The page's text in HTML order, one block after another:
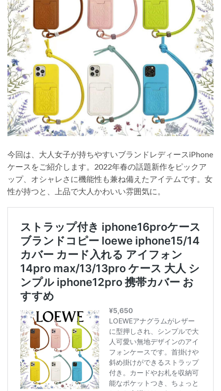
今回は、大人女子が持ちやすいブランドレディースiPhone
ケースをご紹介します。2022年春の話題新作をピックア
ップ、オシャレさに機能性も兼ね備えたアイテムです。女
性が持つと、上品で大人かわいい雰囲気に。